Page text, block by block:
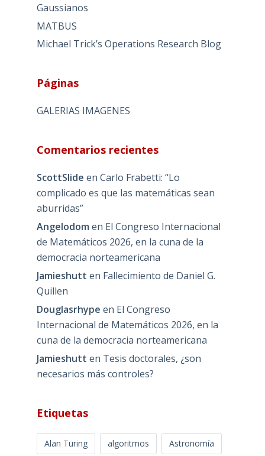
Gaussianos
MATBUS
Michael Trick’s Operations Research Blog
Páginas
GALERIAS IMAGENES
Comentarios recientes
ScottSlide en Carlo Frabetti: “Lo
complicado es que las matemáticas sean
aburridas”
Angelodom en El Congreso Internacional
de Matemáticos 2026, en la cuna de la
democracia norteamericana
Jamieshutt en Fallecimiento de Daniel G.
Quillen
Douglasrhype en El Congreso
Internacional de Matemáticos 2026, en la
cuna de la democracia norteamericana
Jamieshutt en Tesis doctorales, ¿son
necesarios más controles?
Etiquetas
Alan Turing algoritmos Astronomía